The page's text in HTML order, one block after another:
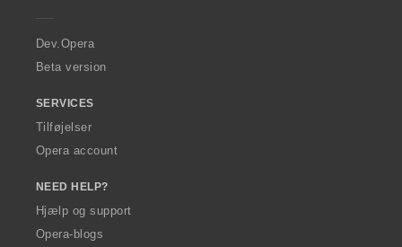
a
Dev.Opera
Beta version
SERVICES
Tilføjelser
Opera account
NEED HELP?
Hjælp og support
Opera-blogs